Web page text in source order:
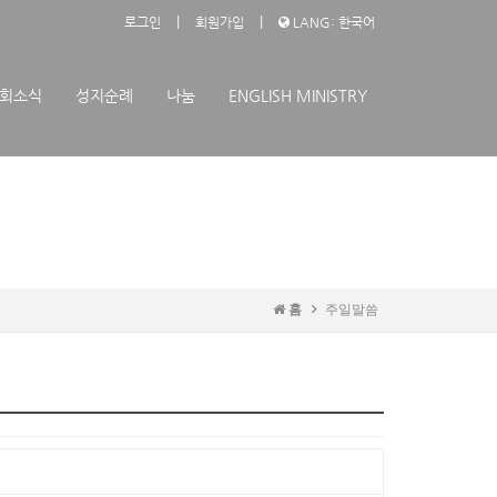
로그인 회원가입 LANG: 한국어
소식 성지순례 나눔 ENGLISH MINISTRY
홈 주일말씀